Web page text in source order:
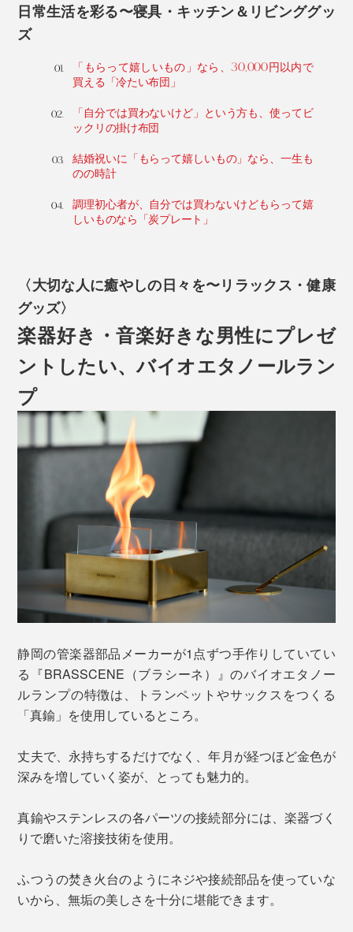
日常生活を彩る〜寝具・キッチン＆リビンググッ
ズ
「もらって嬉しいもの」なら、30,000円以内で
買える「冷たい布団」
「自分では買わないけど」という方も、使ってビ
ックリの掛け布団
結婚祝いに「もらって嬉しいもの」なら、一生も
のの時計
調理初心者が、自分では買わないけどもらって嬉
しいものなら「炭プレート」
〈大切な人に癒やしの日々を〜リラックス・健康
グッズ〉
楽器好き・音楽好きな男性にプレゼ
ントしたい、バイオエタノールラン
プ
静岡の管楽器部品メーカーが1点ずつ手作りしていてい
る『BRASSCENE（ブラシーネ）』のバイオエタノー
ルランプの特徴は、トランペットやサックスをつくる
「真鍮」を使用しているところ。
丈夫で、永持ちするだけでなく、年月が経つほど金色が
深みを増していく姿が、とっても魅力的。
真鍮やステンレスの各パーツの接続部分には、楽器づく
りで磨いた溶接技術を使用。
ふつうの焚き火台のようにネジや接続部品を使っていな
いから、無垢の美しさを十分に堪能できます。